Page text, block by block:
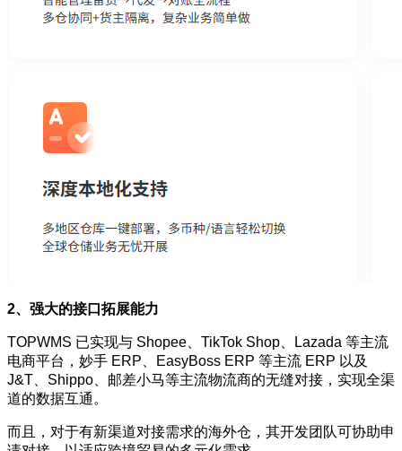
2、强大的接口拓展能力
TOPWMS 已实现与 Shopee、TikTok Shop、Lazada 等主流
电商平台，妙手 ERP、EasyBoss ERP 等主流 ERP 以及
J&T、Shippo、邮差小马等主流物流商的无缝对接，实现全渠
道的数据互通。
而且，对于有新渠道对接需求的海外仓，其开发团队可协助申